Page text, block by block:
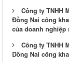
Công ty TNHH
Đồng Nai công
của doanh nghiệp
Công ty TNHH
Đồng Nai công